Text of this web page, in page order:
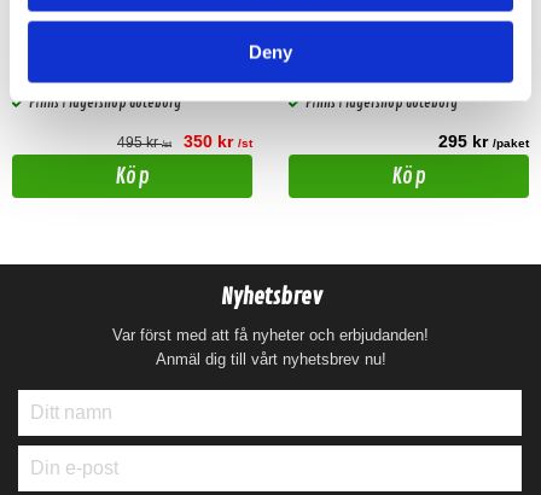
Deny
Aluminum supertweeter
Snabblager 1-3 dagar
Finns i lagershop Göteborg
495 kr/st 350 kr /st
Köp
8" högtalargaller
Snabblager 1-3 dagar
Finns i lagershop Göteborg
295 kr /paket
Köp
Nyhetsbrev
Var först med att få nyheter och erbjudanden!
Anmäl dig till vårt nyhetsbrev nu!